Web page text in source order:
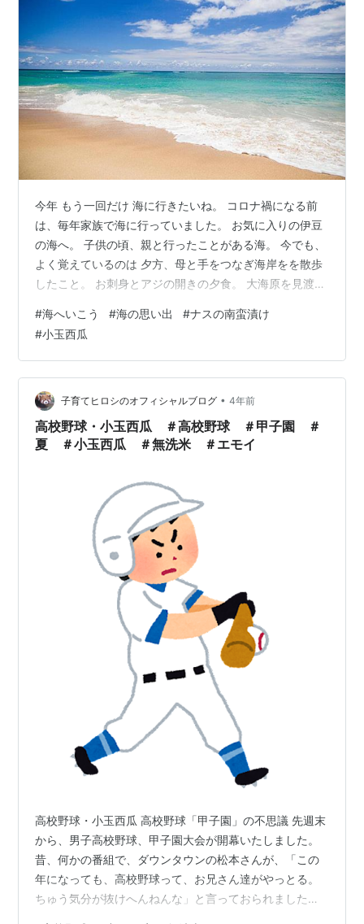
今年 もう一回だけ 海に行きたいね。 コロナ禍になる前
は、毎年家族で海に行っていました。 お気に入りの伊豆
の海へ。 子供の頃、親と行ったことがある海。 今でも、
よく覚えているのは 夕方、母と手をつなぎ海岸をを散歩
したこと。 お刺身とアジの開きの夕食。 大海原を見渡せ
なって。 民宿の名前は、みよ畑。 半世紀も前の話です。
なんとなく懐かしい。 ブラジルに居たころは、夏は毎週
海へ。 海がこんなに好きになるなんて。 別に泳ぐために
行くわけではないのです。 恐がりの私は浅瀬で波がない
所が好きですから。 一日中、日に焼けながら本を読んで
た。 最近、老人…
#海へいこう #海の思い出 #ナスの南蛮漬け
#小玉西瓜
子育てヒロシのオフィシャルブログ • 4年前
高校野球・小玉西瓜 ＃高校野球 ＃甲子園 ＃
夏 ＃小玉西瓜 ＃無洗米 ＃エモイ
高校野球・小玉西瓜 高校野球「甲子園」の不思議 先週末
から、男子高校野球、甲子園大会が開幕いたしました。
昔、何かの番組で、ダウンタウンの松本さんが、「この
年になっても、高校野球って、お兄さん達がやっとる。
ちゅう気分が抜けへんねんな」と言っておられました